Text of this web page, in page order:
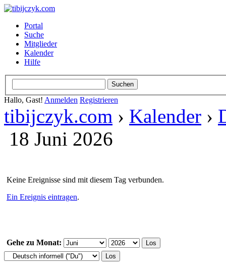
Portal
Suche
Mitglieder
Kalender
Hilfe
Hallo, Gast! Anmelden Registrieren
tibijczyk.com › Kalender ›
18 Juni 2026
Keine Ereignisse sind mit diesem Tag verbunden.
Ein Ereignis eintragen.
Gehe zu Monat: